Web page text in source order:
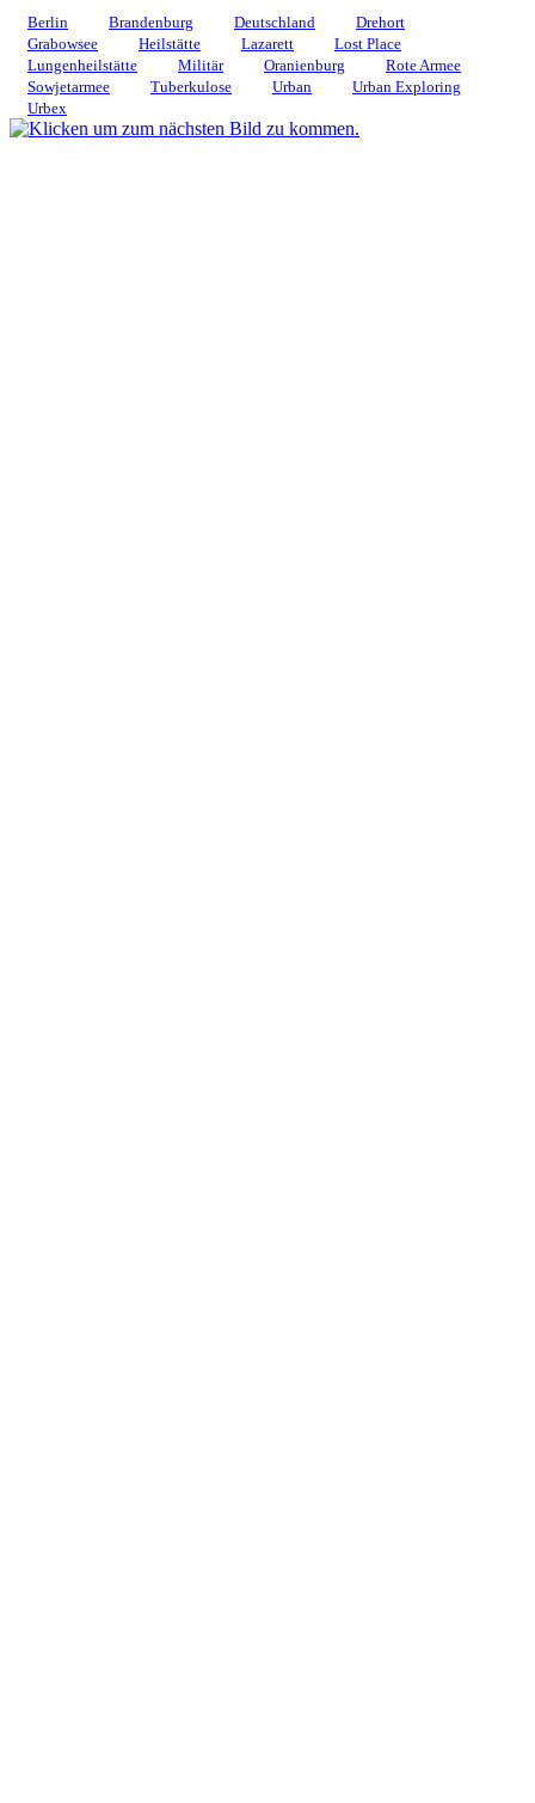
Berlin Brandenburg Deutschland
Drehort
Grabowsee
Heilstätte Lazarett
Lost Place
Lungenheilstätte
Militär Oranienburg
Rote Armee
Sowjetarmee
Tuberkulose Urban
Urban Exploring
Urbex